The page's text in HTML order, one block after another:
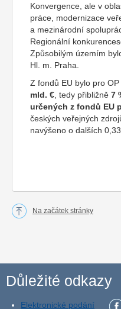
Konvergence, ale v
práce, modernizace
a mezinárodní
Regionální
Způsobilým územím
Hl. m. Praha.
Z fondů EU bylo pro
mld. € , tedy přibližně 7
určených z fondů EU
českých veřejných
navýšeno o dalších
Na začátek stránky
Důležité odkazy
Elektronické podání